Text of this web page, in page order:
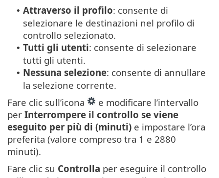
• Attraverso il profilo: consente di
selezionare le destinazioni nel profilo di
controllo selezionato.
• Tutti gli utenti: consente di selezionare
tutti gli utenti.
• Nessuna selezione: consente di annullare
la selezione corrente.
Fare clic sull’icona
e modificare l’intervallo
per Interrompere il controllo se viene
eseguito per più di (minuti) e impostare l’ora
preferita (valore compreso tra 1 e 2880
minuti).
Fare clic su Controlla per eseguire il controllo